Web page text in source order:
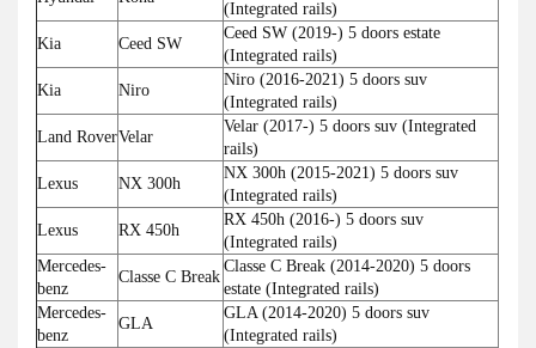
(Integrated rails)
Kia
Ceed SW
Ceed SW (2019-) 5 doors estate
(Integrated rails)
Kia
Niro
Niro (2016-2021) 5 doors suv
(Integrated rails)
Land RoverVelar
Velar (2017-) 5 doors suv (Integrated
rails)
Lexus
NX 300h
NX 300h (2015-2021) 5 doors suv
(Integrated rails)
Lexus
RX 450h
RX 450h (2016-) 5 doors suv
(Integrated rails)
Mercedes-
benz
Classe C Break
Classe C Break (2014-2020) 5 doors
estate (Integrated rails)
Mercedes-
benz
GLA
GLA (2014-2020) 5 doors suv
(Integrated rails)